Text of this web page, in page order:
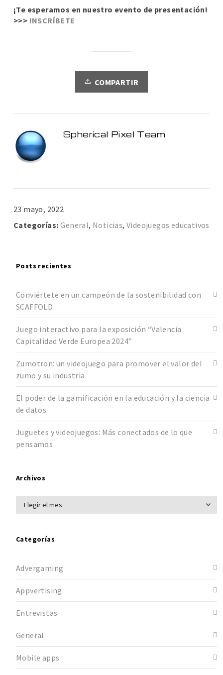
¡Te esperamos en nuestro evento de presentación!
>>> INSCRÍBETE
COMPARTIR
Spherical Pixel Team
23 mayo, 2022
Categorías: General, Noticias, Videojuegos educativos
Posts recientes
Conviértete en un campeón de la sostenibilidad con
SCAFFOLD
Juego interactivo para la exposición “Valencia
Capitalidad Verde Europea 2024”
Zumotron: un videojuego para promover el valor del
zumo y su industria
El poder de la gamificación en la educación y la ciencia
de datos
Juguetes y videojuegos: Más conectados de lo que
pensamos
Archivos
Categorías
Advergaming
Appvertising
Entrevistas
General
Mobile apps